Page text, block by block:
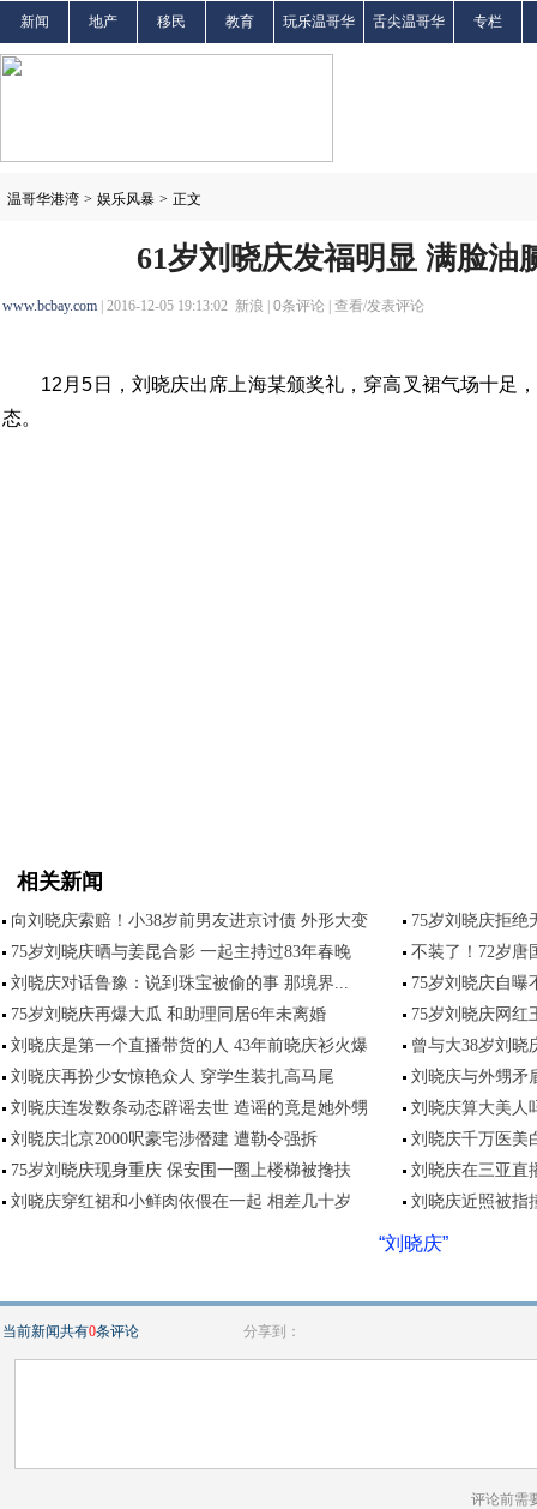
新闻 地产 移民 教育 玩乐温哥华 舌尖温哥华 专栏
温哥华港湾 > 娱乐风暴 > 正文
61岁刘晓庆发福明显 满脸油
www.bcbay.com | 2016-12-05 19:13:02 新浪 | 0条评论 | 查看/发表评论
12月5日，刘晓庆出席上海某颁奖礼，穿高叉裙气场十足
态。
相关新闻
向刘晓庆索赔！小38岁前男友进京讨债 外形大变
75岁刘晓庆拒绝
75岁刘晓庆晒与姜昆合影 一起主持过83年春晚
不装了！72岁唐
刘晓庆对话鲁豫：说到珠宝被偷的事 那境界...
75岁刘晓庆自曝
75岁刘晓庆再爆大瓜 和助理同居6年未离婚
75岁刘晓庆网红
刘晓庆是第一个直播带货的人 43年前晓庆衫火爆
曾与大38岁刘晓
刘晓庆再扮少女惊艳众人 穿学生装扎高马尾
刘晓庆与外甥矛
刘晓庆连发数条动态辟谣去世 造谣的竟是她外甥
刘晓庆算大美人
刘晓庆北京2000呎豪宅涉僭建 遭勒令强拆
刘晓庆千万医美
75岁刘晓庆现身重庆 保安围一圈上楼梯被搀扶
刘晓庆在三亚直
刘晓庆穿红裙和小鲜肉依偎在一起 相差几十岁
刘晓庆近照被指
“刘晓庆”
当前新闻共有0条评论 分享到：
评论前需